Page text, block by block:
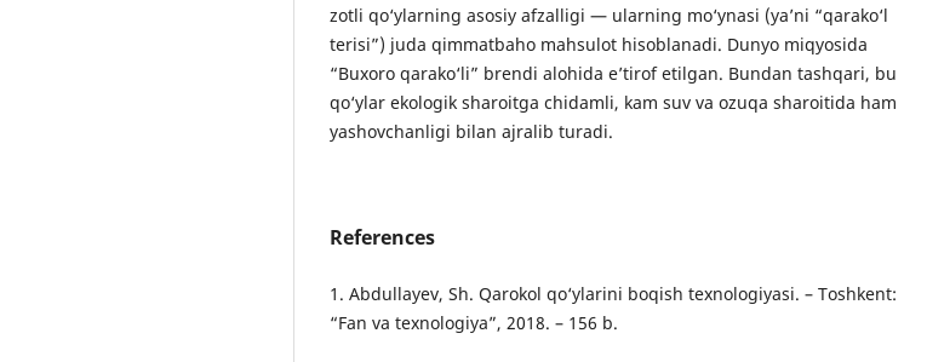
zotli qo‘ylarning asosiy afzalligi — ularning mo‘ynasi (ya’ni “qarako‘l
terisi”) juda qimmatbaho mahsulot hisoblanadi. Dunyo miqyosida
“Buxoro qarako‘li” brendi alohida e’tirof etilgan. Bundan tashqari, bu
qo‘ylar ekologik sharoitga chidamli, kam suv va ozuqa sharoitida ham
yashovchanligi bilan ajralib turadi.
References
1. Abdullayev, Sh. Qarokol qo‘ylarini boqish texnologiyasi. – Toshkent:
“Fan va texnologiya”, 2018. – 156 b.